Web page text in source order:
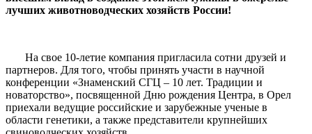
лучших животноводческих хозяйств России!
На свое 10-летие компания пригласила сотни друзей и
партнеров. Для того, чтобы принять участи в научной
конференции «Знаменский СГЦ – 10 лет. Традиции и
новаторство», посвященной Дню рождения Центра, в Орел
приехали ведущие российские и зарубежные ученые в
области генетики, а также представители крупнейших